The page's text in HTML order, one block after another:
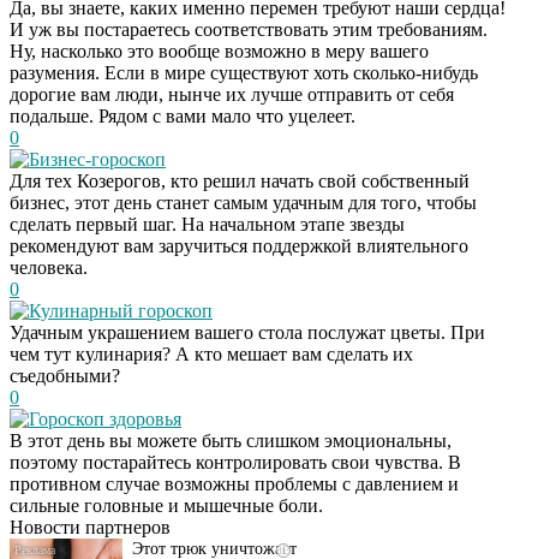
Да, вы знаете, каких именно перемен требуют наши сердца!
И уж вы постараетесь соответствовать этим требованиям.
Ну, насколько это вообще возможно в меру вашего
разумения. Если в мире существуют хоть сколько-нибудь
дорогие вам люди, нынче их лучше отправить от себя
подальше. Рядом с вами мало что уцелеет.
0
Бизнес-гороскоп
Для тех Козерогов, кто решил начать свой собственный
бизнес, этот день станет самым удачным для того, чтобы
сделать первый шаг. На начальном этапе звезды
рекомендуют вам заручиться поддержкой влиятельного
человека.
0
Кулинарный гороскоп
Удачным украшением вашего стола послужат цветы. При
чем тут кулинария? А кто мешает вам сделать их
съедобными?
0
Гороскоп здоровья
В этот день вы можете быть слишком эмоциональны,
поэтому постарайтесь контролировать свои чувства. В
противном случае возможны проблемы с давлением и
сильные головные и мышечные боли.
Новости партнеров
Даже самый
запущенный грибок
исчезнет с корнем,
если перед сном…
i
Этот трюк уничтожает